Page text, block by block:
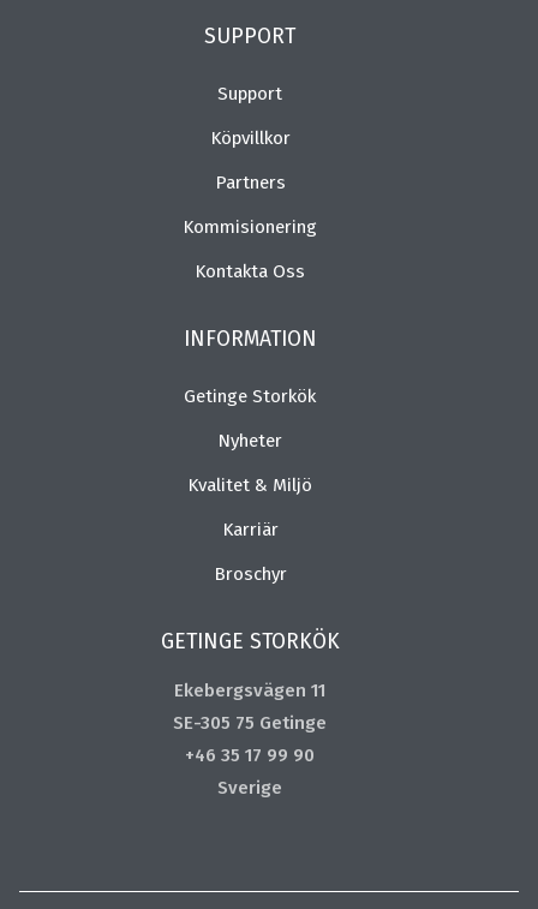
SUPPORT
Support
Köpvillkor
Partners
Kommisionering
Kontakta Oss
INFORMATION
Getinge Storkök
Nyheter
Kvalitet & Miljö
Karriär
Broschyr
GETINGE STORKÖK
Ekebergsvägen 11
SE-305 75 Getinge
+46 35 17 99 90
Sverige